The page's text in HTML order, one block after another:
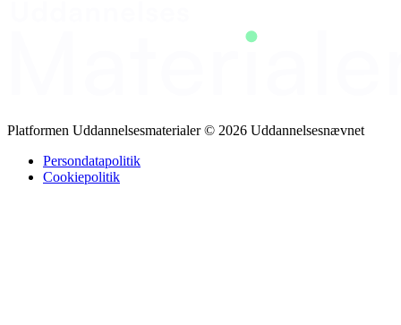
“hotspots” – hvor ændringer kan give den største bæredygtige
Platformen Uddannelsesmaterialer © 2026 Uddannelsesnævnet
Persondatapolitik
Cookiepolitik